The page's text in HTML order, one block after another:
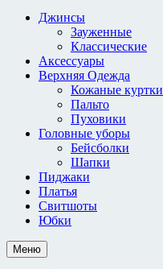
Джинсы
Зауженные
Классические
Аксессуары
Верхняя Одежда
Кожаные куртки
Пальто
Пуховики
Головные уборы
Бейсболки
Шапки
Пиджаки
Платья
Свитшоты
Юбки
Меню